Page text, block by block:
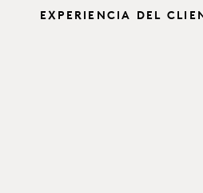
EXPERIENCIA DEL